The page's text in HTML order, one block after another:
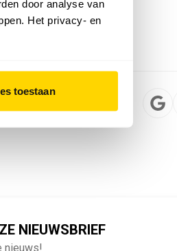
door analyse van
Het privacy- en
toestaan
NIEUWSBRIEF
nieuws!